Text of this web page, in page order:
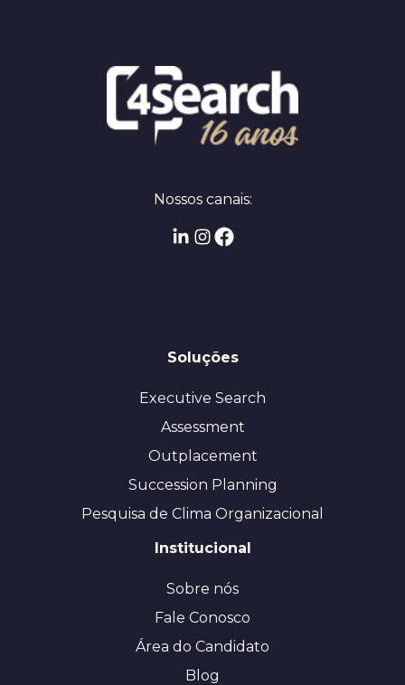
Nossos canais:
Soluções
Executive Search
Assessment
Outplacement
Succession Planning
Pesquisa de Clima Organizacional
Institucional
Sobre nós
Fale Conosco
Área do Candidato
Blog